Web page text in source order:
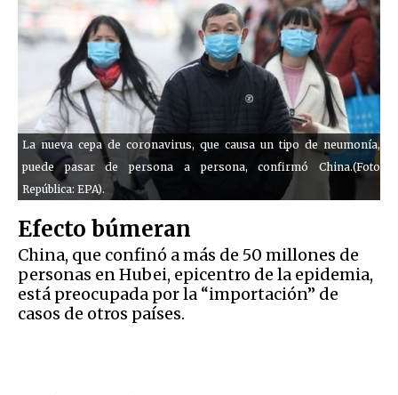
La nueva cepa de coronavirus, que causa un tipo de neumonía,
puede pasar de persona a persona, confirmó China.(Foto
República: EPA).
Efecto búmeran
China, que confinó a más de 50 millones de
personas en Hubei, epicentro de la epidemia,
está preocupada por la “importación” de
casos de otros países.